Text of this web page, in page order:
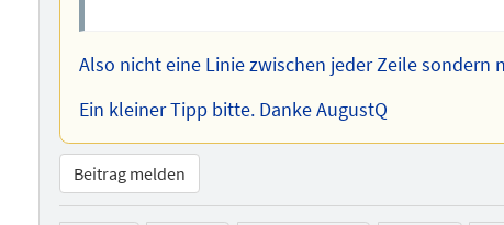
Also nicht eine Linie zwischen jeder Zeile sondern
Ein kleiner Tipp bitte. Danke AugustQ
Beitrag melden